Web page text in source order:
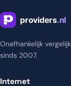
Onafhankelijk
sinds 2007.
Internet